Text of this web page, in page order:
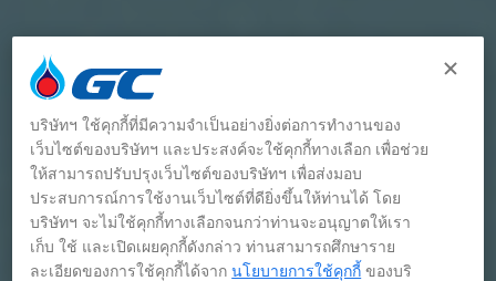
บริษัทฯ ใช้คุกกี้ที่มีความจำเป็นอย่างยิ่งต่อการทำงานของ
เว็บไซต์ของบริษัทฯ และประสงค์จะใช้คุกกี้ทางเลือก เพื่อช่วย
ให้สามารถปรับปรุงเว็บไซต์ของบริษัทฯ เพื่อส่งมอบ
ประสบการณ์การใช้งานเว็บไซต์ที่ดียิ่งขึ้นให้ท่านได้ โดย
บริษัทฯ จะไม่ใช้คุกกี้ทางเลือกจนกว่าท่านจะอนุญาตให้เรา
เก็บ ใช้ และเปิดเผยคุกกี้ดังกล่าว ท่านสามารถศึกษาราย
ละเอียดของการใช้คุกกี้ได้จากนโยบายการใช้คุกกี้ ของบริ